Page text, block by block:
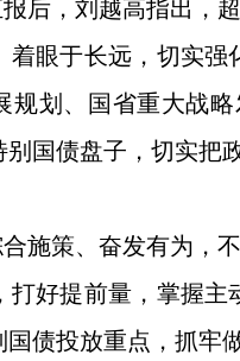
，刘越高指出，超
着眼于长远，切实
规划、国省重大战
别国债盘子，切实把
策、奋发有为，不
打好提前量，掌握
债投放重点，抓牢